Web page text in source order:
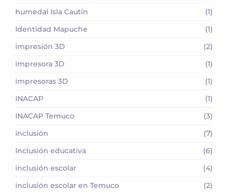
humedal Isla Cautín
(1)
Identidad Mapuche
(1)
impresión 3D
(2)
impresora 3D
(1)
impresoras 3D
(1)
INACAP
(1)
INACAP Temuco
(3)
inclusión
(7)
Inclusión educativa
(6)
inclusión escolar
(4)
inclusión escolar en Temuco
(2)